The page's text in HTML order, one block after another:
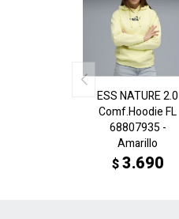
ESS NATURE 2.0
Comf.Hoodie FL
68807935 -
Amarillo
$3.690